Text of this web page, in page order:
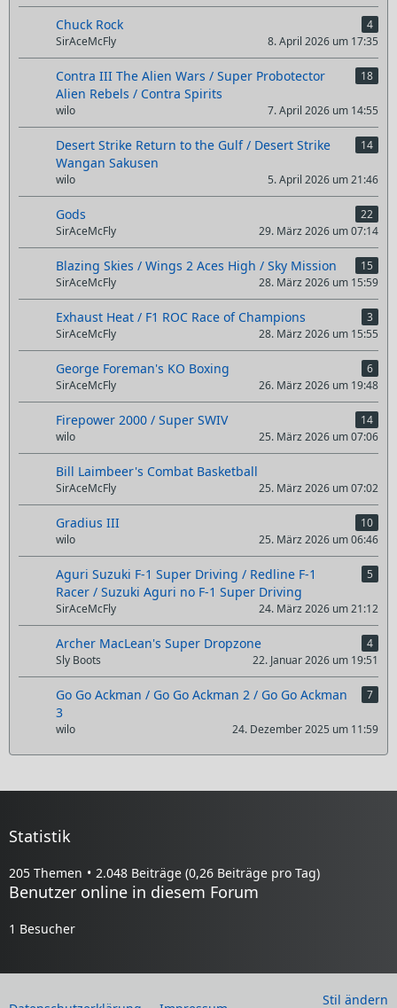
Chuck Rock
4
SirAceMcFly
8. April 2026 um 17:35
Contra III The Alien Wars / Super Probotector
Alien Rebels / Contra Spirits
18
wilo 7. April 2026 um 14:55
Desert Strike Return to the Gulf / Desert Strike
Wangan Sakusen
14
wilo 5. April 2026 um 21:46
Gods
22
SirAceMcFly
29. März 2026 um 07:14
Blazing Skies / Wings 2 Aces High / Sky Mission
15
SirAceMcFly
28. März 2026 um 15:59
Exhaust Heat / F1 ROC Race of Champions
3
SirAceMcFly
28. März 2026 um 15:55
George Foreman's KO Boxing
6
SirAceMcFly
26. März 2026 um 19:48
Firepower 2000 / Super SWIV
14
wilo
25. März 2026 um 07:06
Bill Laimbeer's Combat Basketball
SirAceMcFly 25. März 2026 um 07:02
Gradius III
10
wilo
25. März 2026 um 06:46
Aguri Suzuki F-1 Super Driving / Redline F-1
Racer / Suzuki Aguri no F-1 Super Driving
5
SirAceMcFly 24. März 2026 um 21:12
Archer MacLean's Super Dropzone
4
Sly Boots
22. Januar 2026 um 19:51
Go Go Ackman / Go Go Ackman 2 / Go Go Ackman
3
7
wilo 24. Dezember 2025 um 11:59
Statistik
205 Themen 2.048 Beiträge (0,26 Beiträge pro Tag)
Benutzer online in diesem Forum
1 Besucher
Stil ändern